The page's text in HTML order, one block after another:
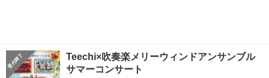
Teechi×吹奏楽メリーウィンドアンサンブル
サマーコンサート